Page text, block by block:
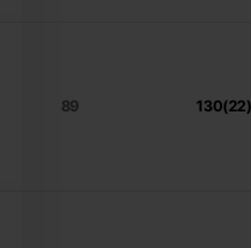
89 130(22)